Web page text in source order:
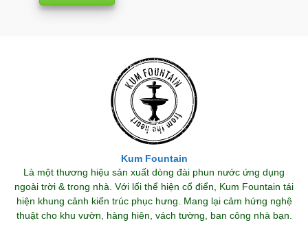
Kum Fountain
Là một thương hiệu sản xuất dòng đài phun nước ứng dụng
ngoài trời & trong nhà. Với lối thể hiện cổ điển, Kum Fountain tái
hiện khung cảnh kiến trúc phục hưng. Mang lại cảm hứng nghệ
thuật cho khu vườn, hàng hiên, vách tường, ban công nhà bạn.